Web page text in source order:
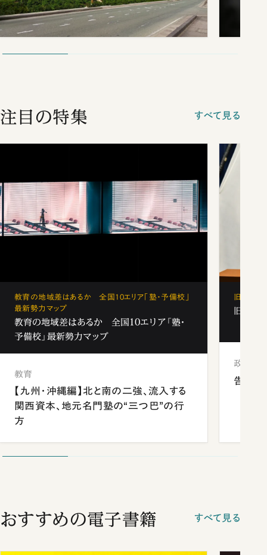
注目の特集 すべて見る
教育の地域差はあるか 全国10エリア「塾・予備校」
最新勢力マップ
教育の地域差はあるか 全国10エリア「塾・
予備校」最新勢力マップ
教育
【九州・沖縄編】北と南の二強、流入する
関西資本、地元名門塾の“三つ巴”の行
方
旧安倍
旧安倍
政治
告発
おすすめの電子書籍 すべて見る